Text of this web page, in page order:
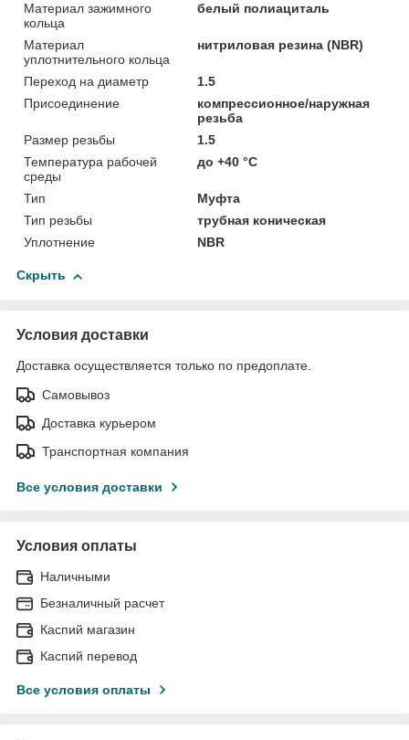
Материал зажимного
кольца
белый полиациталь
Материал
уплотнительного кольца
нитриловая резина (NBR)
Переход на диаметр
1.5
Присоединение
компрессионное/наружная
резьба
Размер резьбы
1.5
Температура рабочей
среды
до +40 °C
Тип
Муфта
Тип резьбы
трубная коническая
Уплотнение
NBR
Скрыть
Условия доставки
Доставка осуществляется только по предоплате.
Самовывоз
Доставка курьером
Транспортная компания
Все условия доставки
Условия оплаты
Наличными
Безналичный расчет
Каспий магазин
Каспий перевод
Все условия оплаты